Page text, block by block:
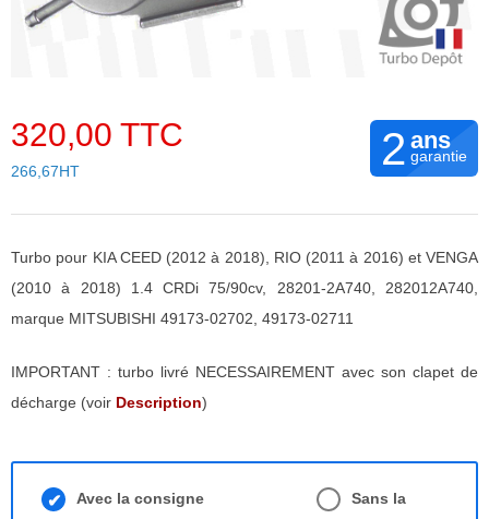
320,00 TTC
266,67HT 2 ans
garantie
Turbo pour KIA CEED (2012 à 2018), RIO (2011 à 2016) et VENGA
(2010 à 2018) 1.4 CRDi 75/90cv, 28201-2A740, 282012A740,
marque MITSUBISHI 49173-02702, 49173-02711
IMPORTANT : turbo livré NECESSAIREMENT avec son clapet de
décharge (voir Description)
Avec la consigne
Sans la